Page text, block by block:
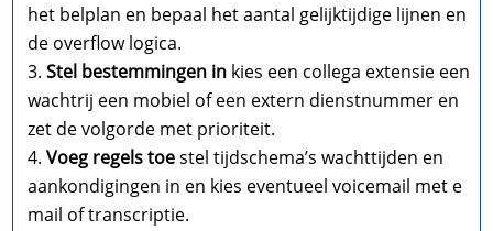
het belplan en bepaal het aantal gelijktijdige lijnen en
de overflow logica.​
Stel bestemmingen in kies een collega extensie een
wachtrij een mobiel of een extern dienstnummer en
zet de volgorde met prioriteit.​
Voeg regels toestel tijdschema’s wachttijden en
aankondigingen in en kies eventueel voicemail met e
mail of transcriptie.​